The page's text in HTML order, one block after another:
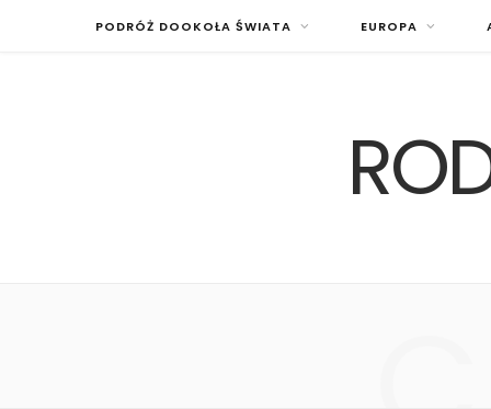
PODRÓŻ DOOKOŁA ŚWIATA EUROPA